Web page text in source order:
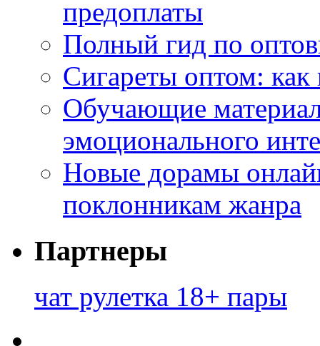
предоплаты
Полный гид по
Сигареты оптом:
Обучающие
эмоционального
Новые дорамы
поклонникам жанра
Партнеры
чат рулетка 18+ пары